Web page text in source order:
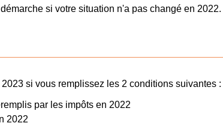
si votre situation n'a pas changé en 2022.
si vous remplissez les 2 conditions suivantes :
par les impôts en 2022
2022